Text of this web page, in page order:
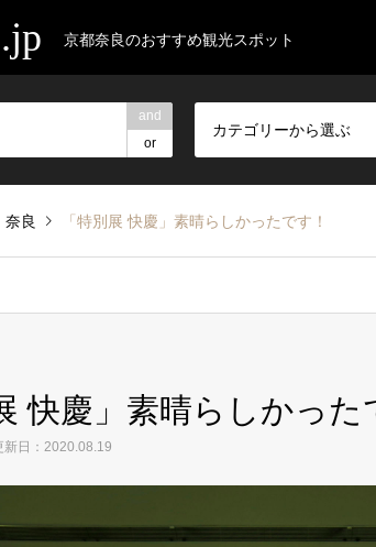
京都奈良のおすすめ観光スポット
and
or
カテゴリーから選ぶ
奈良 「特別展 快慶」素晴らしかったです！
快慶」素晴らしかった
日：2020.08.19